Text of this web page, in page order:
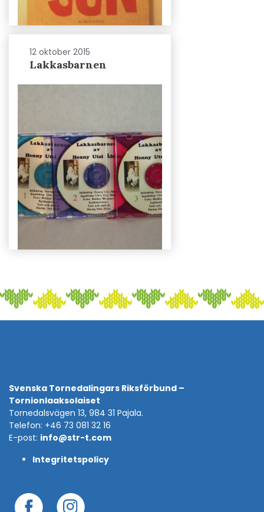
12 oktober 2015
Lakkasbarnen
Svenska Tornedalingars Riksförbund –
Tornionlaaksolaiset
Tornedalsvägen 13, 984 31 Pajala.
Telefon: +46 73 081 32 16
E-post: info@str-t.com
Integritetspolicy